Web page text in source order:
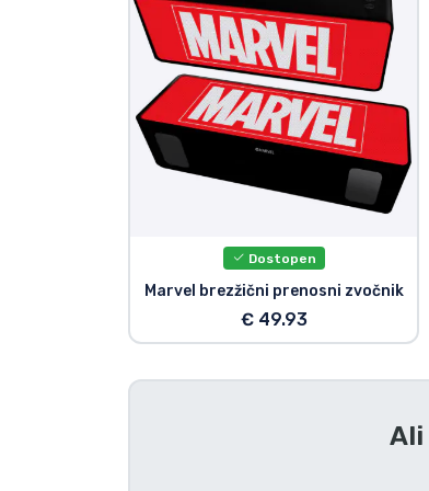
Dostopen
Marvel brezžični prenosni zvočnik
€ 49.93
Ali
Tv serijske izdelki
Filmske izdelki
Risani izdelki
Gamer izdelki
Športne izdelki